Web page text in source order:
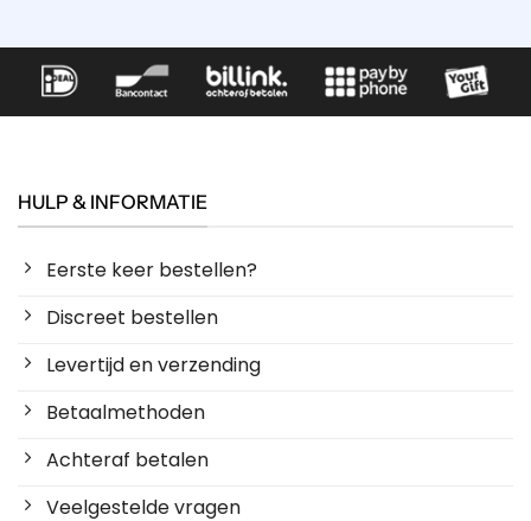
HULP & INFORMATIE
Eerste keer bestellen?
Discreet bestellen
Levertijd en verzending
Betaalmethoden
Achteraf betalen
Veelgestelde vragen